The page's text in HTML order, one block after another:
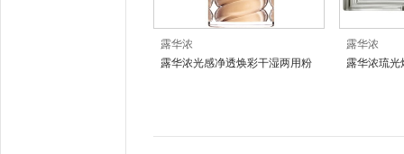
露华浓
露华浓光感净透焕彩干湿两用粉
露华浓
露华浓琉光